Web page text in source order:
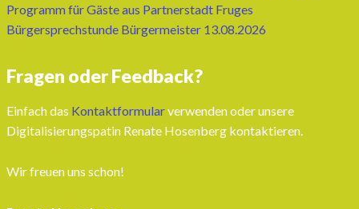
Programm für Gäste aus Partnerstadt Fruges
Bürgersprechstunde Bürgermeister 13.08.2026
Fragen oder Feedback?
Einfach das Kontaktformularverwenden oder unsere
Digitalisierungspatin Renate Hosenberg kontaktieren.
Wir freuen uns schon!